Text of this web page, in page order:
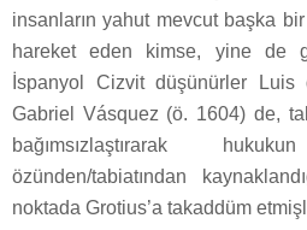
insanların yahut mevcut başka bir
hareket eden kimse, yine de
İspanyol Cizvit düşünürler
Gabriel Vásquez (ö. 1604) de,
bağımsızlaştırarak
özünden/tabiatından
noktada Grotius’a takaddüm